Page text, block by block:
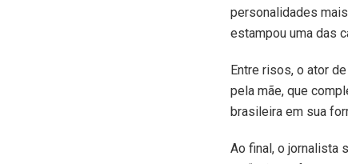
personalidades
estampou uma das
Entre risos, o ator
pela mãe, que
brasileira em sua
Ao final, o jornalista